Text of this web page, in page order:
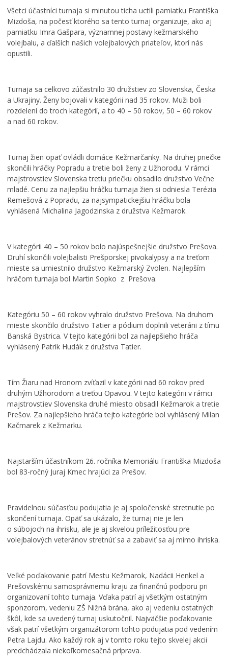
Všetci účastníci turnaja si minutou ticha uctili pamiatku Františka
Mizdoša, na počesť ktorého sa tento turnaj organizuje, ako aj
pamiatku Imra Gašpara, významnej postavy kežmarského
volejbalu, a ďalších našich volejbalových priateľov, ktorí nás
opustili.
Turnaja sa celkovo zúčastnilo 30 družstiev zo Slovenska, Česka
a Ukrajiny. Ženy bojovali v kategórii nad 35 rokov. Muži boli
rozdelení do troch kategórií, a to 40 – 50 rokov, 50 – 60 rokov
a nad 60 rokov.
Turnaj žien opäť ovládli domáce Kežmarčanky. Na druhej priečke
skončili hráčky Popradu a tretie boli ženy z Užhorodu. V rámci
majstrovstiev Slovenska tretiu priečku obsadilo družstvo Večne
mladé. Cenu za najlepšiu hráčku turnaja žien si odniesla Terézia
Remešová z Popradu, za najsympatickejšiu hráčku bola
vyhlásená Michalina Jagodzinska z družstva Kežmarok.
V kategórii 40 – 50 rokov bolo najúspešnejšie družstvo Prešova.
Druhí skončili volejbalisti Prešporskej pivokalypsy a na treťom
mieste sa umiestnilo družstvo Kežmarský Zvolen. Najlepším
hráčom turnaja bol Martin Sopko z Prešova.
Kategóriu 50 – 60 rokov vyhralo družstvo Prešova. Na druhom
mieste skončilo družstvo Tatier a pódium doplnili veteráni z tímu
Banská Bystrica. V tejto kategórii bol za najlepšieho hráča
vyhlásený Patrik Hudák z družstva Tatier.
Tím Žiaru nad Hronom zvíťazil v kategórii nad 60 rokov pred
druhým Užhorodom a treťou Opavou. V tejto kategórii v rámci
majstrovstiev Slovenska druhé miesto obsadil Kežmarok a tretie
Prešov. Za najlepšieho hráča tejto kategórie bol vyhlásený Milan
Kačmarek z Kežmarku.
Najstarším účastníkom 26. ročníka Memoriálu Františka Mizdoša
bol 83-ročný Juraj Kmec hrajúci za Prešov.
Pravidelnou súčasťou podujatia je aj spoločenské stretnutie po
skončení turnaja. Opäť sa ukázalo, že turnaj nie je len
o súbojoch na ihrisku, ale je aj skvelou príležitosťou pre
volejbalových veteránov stretnúť sa a zabaviť sa aj mimo ihriska.
Veľké poďakovanie patrí Mestu Kežmarok, Nadácii Henkel a
Prešovskému samosprávnemu kraju za finančnú podporu pri
organizovaní tohto turnaja. Vďaka patrí aj všetkým ostatným
sponzorom, vedeniu ZŠ Nižná brána, ako aj vedeniu ostatných
škôl, kde sa uvedený turnaj uskutočnil. Najväčšie poďakovanie
však patrí všetkým organizátorom tohto podujatia pod vedením
Petra Lajdu. Ako každý rok aj v tomto roku tejto skvelej akcii
predchádzala niekoľkomesačná príprava.
Š
k
o
lI
V
t
e
,
k
d
e
a
s
k